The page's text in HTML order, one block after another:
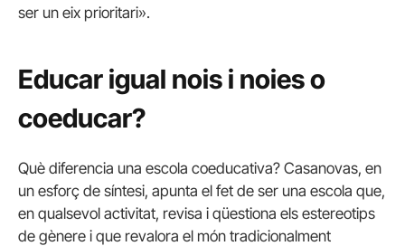
ser un eix prioritari».
Educar igual nois i noies o
coeducar?
Què diferencia una escola coeducativa? Casanovas, en
un esforç de síntesi, apunta el fet de ser una escola que,
en qualsevol activitat, revisa i qüestiona els estereotips
de gènere i que revalora el món tradicionalment